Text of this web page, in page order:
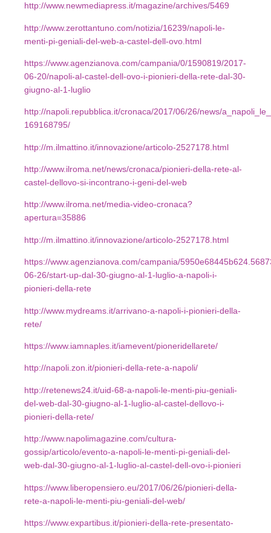
http://www.newmediapress.it/magazine/archives/5469
http://www.zerottantuno.com/notizia/16239/napoli-le-
menti-pi-geniali-del-web-a-castel-dell-ovo.html
https://www.agenzianova.com/campania/0/1590819/2017-
06-20/napoli-al-castel-dell-ovo-i-pionieri-della-rete-dal-30-
giugno-al-1-luglio
http://napoli.repubblica.it/cronaca/2017/06/26/news/
169168795/
http://m.ilmattino.it/innovazione/articolo-2527178.html
http://www.ilroma.net/news/cronaca/pionieri-della-rete-al-
castel-dellovo-si-incontrano-i-geni-del-web
http://www.ilroma.net/media-video-cronaca?
apertura=35886
http://m.ilmattino.it/innovazione/articolo-2527178.html
https://www.agenzianova.com/campania/
06-26/start-up-dal-30-giugno-al-1-luglio-a-napoli-i-
pionieri-della-rete
http://www.mydreams.it/arrivano-a-napoli-i-pionieri-della-
rete/
https://www.iamnaples.it/iamevent/pioneridellarete/
http://napoli.zon.it/pionieri-della-rete-a-napoli/
http://retenews24.it/uid-68-a-napoli-le-menti-piu-geniali-
del-web-dal-30-giugno-al-1-luglio-al-castel-dellovo-i-
pionieri-della-rete/
http://www.napolimagazine.com/cultura-
gossip/articolo/evento-a-napoli-le-menti-pi-geniali-del-
web-dal-30-giugno-al-1-luglio-al-castel-dell-ovo-i-pionieri
https://www.liberopensiero.eu/2017/06/26/pionieri-della-
rete-a-napoli-le-menti-piu-geniali-del-web/
https://www.expartibus.it/pionieri-della-rete-presentato-